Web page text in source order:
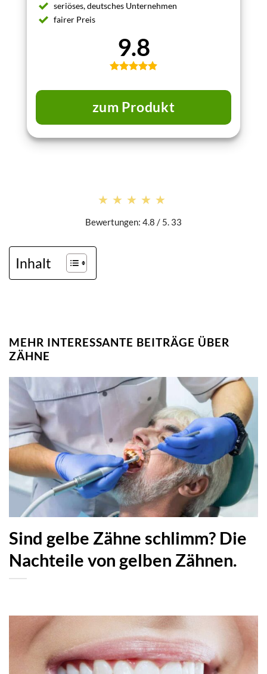
seriöses, deutsches Unternehmen
fairer Preis
9.8
zum Produkt
★★★★★
★★★★★
Bewertungen: 4.8 / 5. 33
Inhalt
MEHR INTERESSANTE BEITRÄGE ÜBER
ZÄHNE
Sind gelbe Zähne schlimm? Die
Nachteile von gelben Zähnen.